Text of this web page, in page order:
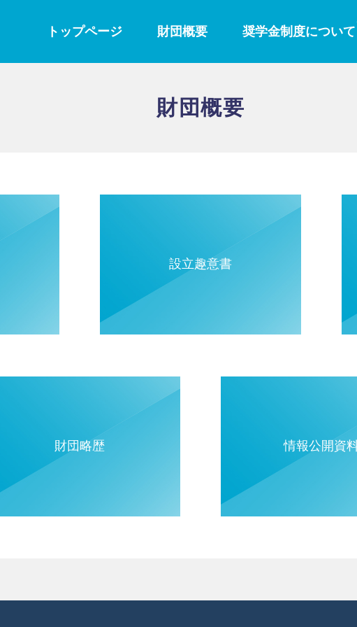
トップページ 財団概要 奨学金制度につい
財団概要
設立趣意書
財団略歴 情報公開資